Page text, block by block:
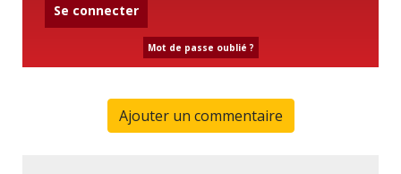
Se connecter
Mot de passe oublié ?
Ajouter un commentaire